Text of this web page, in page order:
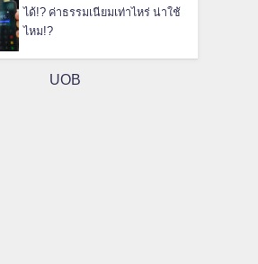
ได้!? ค่าธรรมเนียมเท่าไหร่ น่าใช้
ไหม!?